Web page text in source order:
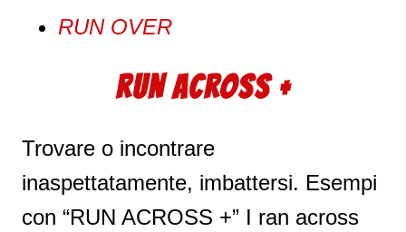
RUN OVER
RUN ACROSS +
Trovare o incontrare
inaspettatamente, imbattersi. Esempi
con “RUN ACROSS +” I ran across